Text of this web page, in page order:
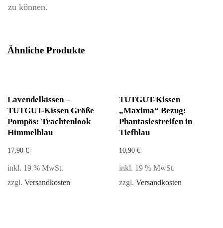
zu können.
Ähnliche Produkte
Lavendelkissen –
TUTGUT-Kissen Größe
Pompös: Trachtenlook
Himmelblau
17,90 €
inkl. 19 % MwSt.
zzgl. Versandkosten
TUTGUT-Kissen
„Maxima“ Bezug:
Phantasiestreifen in
Tiefblau
10,90 €
inkl. 19 % MwSt.
zzgl. Versandkosten